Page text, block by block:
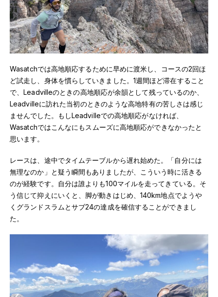
Wasatchでは高地順応するために早めに渡米し、コースの2回ほ
ど試走し、身体を慣らしていきました。1週間ほど滞在すること
で、Leadvilleのときの高地順応が余韻として残っているのか、
Leadvilleに訪れた当初のときのような高地特有の苦しさは感じ
ませんでした。もしLeadvilleでの高地順応がなければ、
Wasatchではこんなにもスムーズに高地順応ができなかったと
思います。
レースは、途中でタイムテーブルから遅れ始めた。「自分には
無理なのか」と疑う瞬間もありましたが、こういう時に活きる
のが経験です。自分は誰よりも100マイルを走ってきている。そ
う信じて抑えにいくと、脚が動きはじめ、140km地点でようや
くグランドスラムとサブ24の達成を確信することができまし
た。